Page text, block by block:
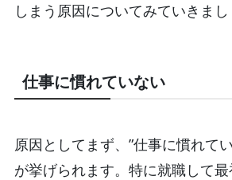
しまう原因についてみていきまし
仕事に慣れていない
原因としてまず、”仕事に慣れて
が挙げられます。特に就職して